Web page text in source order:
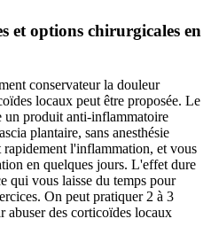
et options chirurgicales en
conservateur la douleur
locaux peut être proposée. Le
un produit anti-inflammatoire
plantaire, sans anesthésie
l'inflammation, et vous
en quelques jours. L'effet dure
qui vous laisse du temps pour
On peut pratiquer 2 à 3
des corticoïdes locaux